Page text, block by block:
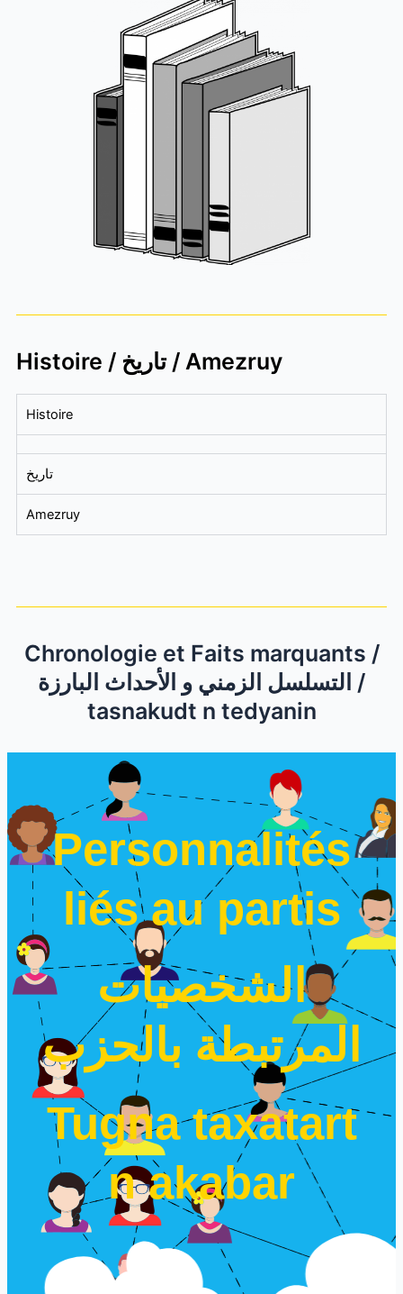
Histoire / تاريخ / Amezruy
Histoire
تاريخ
Amezruy
Chronologie et Faits marquants /
التسلسل الزمني و الأحداث البارزة /
tasnakudt n tedyanin
Personnalités
liés au partis
الشخصيات
المرتبطة بالحزب
Tugna taxatart
n akabar